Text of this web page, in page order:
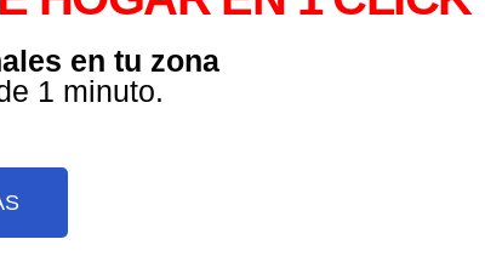
en tu zona
1 minuto.